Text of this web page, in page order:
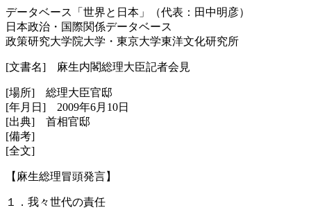
データベース「世界と日本」（代表：田中明彦）
日本政治・国際関係データベース
政策研究大学院大学・東京大学東洋文化研究所
[文書名] 麻生内閣総理大臣記者会見
[場所] 総理大臣官邸
[年月日] 2009年6月10日
[出典] 首相官邸
[備考]
[全文]
【麻生総理冒頭発言】
１．我々世代の責任